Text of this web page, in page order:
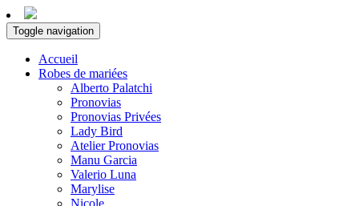
Toggle navigation
Accueil
Robes de mariées
Alberto Palatchi
Pronovias
Pronovias Privées
Lady Bird
Atelier Pronovias
Manu Garcia
Valerio Luna
Marylise
Nicole